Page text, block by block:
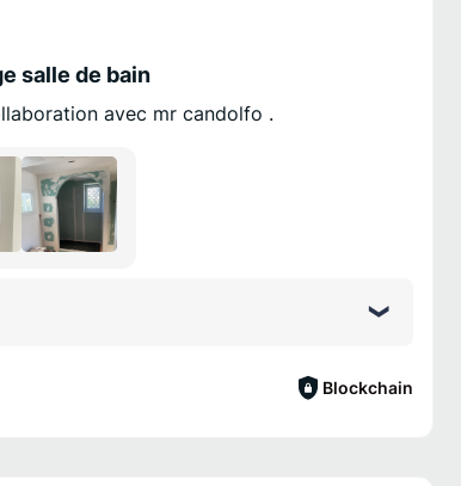
salle de bain
avec mr candolfo .
Blockchain